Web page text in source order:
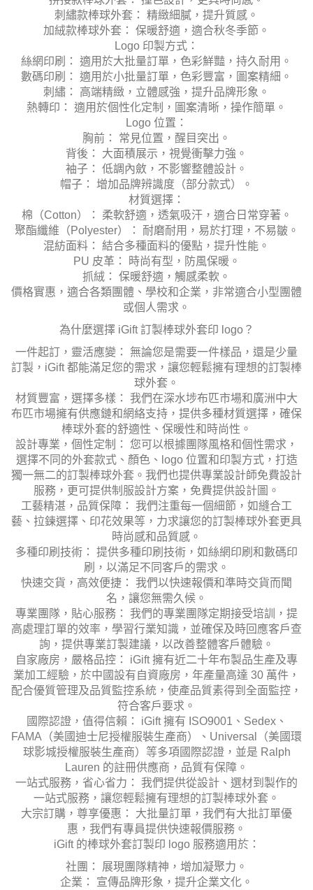
刺繡款棒球外套： 精緻細膩，提升質感。
加絨款棒球外套： 保暖舒適，適合秋冬季節。
Logo 印製方式：
絲網印刷： 適用於大批量訂單，色彩鮮豔，持久耐用。
數碼印刷： 適用於小批量訂單，色彩豐富，圖案精細。
刺繡： 高端精緻，立體感強，提升品牌形象。
熱轉印： 適用於個性化定制，圖案清晰，操作簡單。
Logo 位置：
胸前： 常見位置，醒目突出。
背後： 大面積展示，視覺衝擊力強。
袖子： 低調內斂，不影響整體設計。
帽子： 增加品牌辨識度（部分款式）。
材質選擇：
棉（Cotton）： 柔軟舒適，透氣吸汗，適合日常穿著。
聚酯纖維（Polyester）： 耐磨耐用，易於打理，不易皺。
混紡面料： 結合多種面料的優點，提升性能。
PU 皮革： 時尚有型，防風保暖。
抓絨： 保暖舒適，觸感柔軟。
價格實惠，適合各類團體、學校和企業，非常適合小型團體
或個人需求。
為什麼選擇 iGift 訂製棒球外套印 logo？
一件起訂，靈活應變： 無論您是需要一件樣品，還是少量
訂製，iGift 都能滿足您的需求，讓您輕鬆擁有理想的訂製棒
球外套。
材質豐富，選擇多樣： 我們在深水埗布匹市場和廣洲中大
布匹市場擁有供應鏈和網絡支持，提供多種材質選擇，確保
棒球外套的舒適性、保暖性和時尚性。
設計專業，個性定制： 您可以根據團隊風格和個性需求，
選擇不同的外套款式、顏色、logo 位置和印製方式，打造
獨一無二的訂製棒球外套。我們也提供專業設計師免費設計
服務，更可提供制服設計方案，免費提供設計圖。
工藝精湛，品質保障： 我們注重每一個細節，如縫合工
藝、拉鍊選擇、印花效果等，力求讓您的訂製棒球外套更具
時尚感和品質感。
多種印刷技術： 提供多種印刷技術，如絲網印刷和數碼印
刷，以滿足不同客戶的需求。
快速交貨，高效便捷： 我們以快速報價和準時交貨而聞
名，讓您無需久候。
專業團隊，貼心服務： 我們的專業團隊定期接受培訓，提
高處理訂單的效率，學習行業知識，並確保及時回應客戶查
詢，提供專業訂製建議，以改善整體客戶體驗。
自家廠房，嚴格品控： iGift 擁有近二十年布製品生產及專
業加工經驗，於中國設有自資廠房，年產量高達 30 萬件，
配合優質管理及品質監控系統，使產品質素得到全面監控，
符合客戶要求。
國際認證，值得信賴： iGift 擁有 ISO9001、Sedex、
FAMA（美國迪士尼授權服裝生產商）、Universal（美國環
球影城授權服裝生產商）等多項國際認證，並是 Ralph
Lauren 的註冊供應商，品質有保障。
一站式服務，省心省力： 我們提供從設計、選材到製作的
一站式服務，讓您輕鬆擁有理想的訂製棒球外套。
大宗訂購，尊享優惠： 大批量訂單，我們有大批訂單優
惠，我們有專員提供快速報價服務。
iGift 的棒球外套訂製印 logo 服務適用於：
社團： 展現團隊精神，增加凝聚力。
企業： 宣傳品牌形象，提升企業文化。